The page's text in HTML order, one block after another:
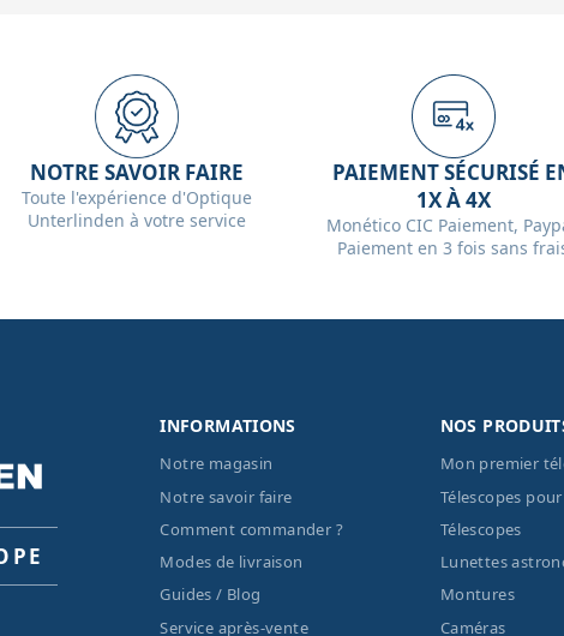
NOTRE SAVOIR FAIRE
Toute l'expérience d'Optique
Unterlinden à votre service
PAIEMENT SÉCURISÉ
1X À 4X
Monético CIC Paiement,
Paiement en 3 fois sans
INFORMATIONS
Notre magasin
Notre savoir faire
Comment commander ?
Modes de livraison
Guides / Blog
Service après-vente
NOS
Mon premier
Télescopes
Télescopes
Lunettes
Montures
Caméras